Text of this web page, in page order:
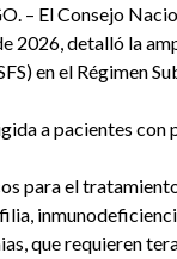
– El Consejo
2026, detalló la
en el Régimen
a pacientes
para el
que requieren